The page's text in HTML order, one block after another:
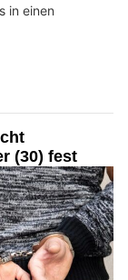
in einen
(30) fest